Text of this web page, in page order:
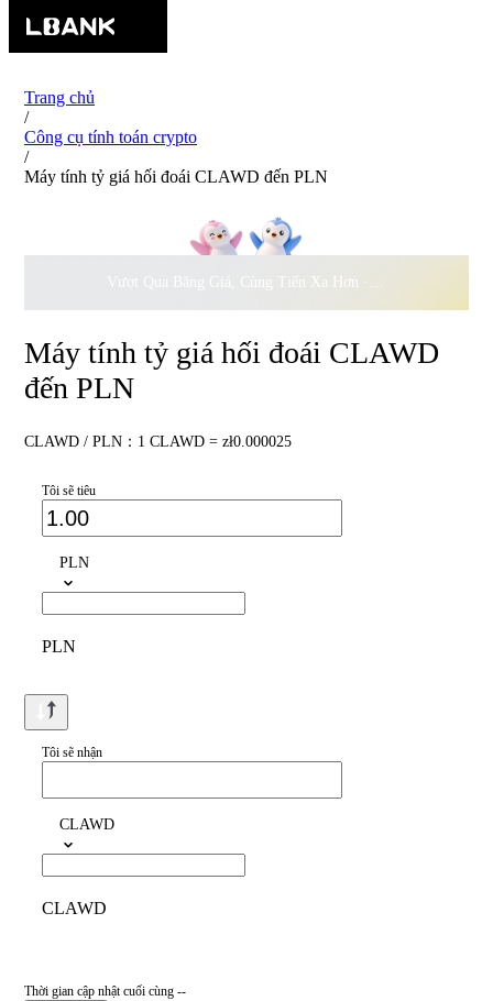
Trang chủ
/
Công cụ tính toán crypto
/
Máy tính tỷ giá hối đoái CLAWD đến PLN
Vượt Qua Băng Giá, Cùng Tiến Xa Hơn ·500.000
Máy tính tỷ giá hối đoái CLAWD
đến PLN
CLAWD / PLN：1 CLAWD = zł0.000025
Tôi sẽ tiêu
PLN
PLN
Tôi sẽ nhận
CLAWD
CLAWD
Thời gian cập nhật cuối cùng --